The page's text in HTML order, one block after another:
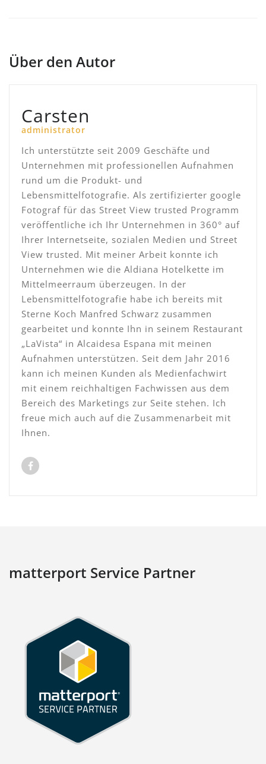
Über den Autor
Carsten
administrator
Ich unterstützte seit 2009 Geschäfte und
Unternehmen mit professionellen Aufnahmen
rund um die Produkt- und
Lebensmittelfotografie. Als zertifizierter google
Fotograf für das Street View trusted Programm
veröffentliche ich Ihr Unternehmen in 360° auf
Ihrer Internetseite, sozialen Medien und Street
View trusted. Mit meiner Arbeit konnte ich
Unternehmen wie die Aldiana Hotelkette im
Mittelmeerraum überzeugen. In der
Lebensmittelfotografie habe ich bereits mit
Sterne Koch Manfred Schwarz zusammen
gearbeitet und konnte Ihn in seinem Restaurant
„LaVista“ in Alcaidesa Espana mit meinen
Aufnahmen unterstützen. Seit dem Jahr 2016
kann ich meinen Kunden als Medienfachwirt
mit einem reichhaltigen Fachwissen aus dem
Bereich des Marketings zur Seite stehen. Ich
freue mich auch auf die Zusammenarbeit mit
Ihnen.
matterport Service Partner